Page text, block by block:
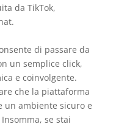
da TikTok,
di passare da
un semplice click,
e coinvolgente.
che la piattaforma
un ambiente sicuro e
se stai